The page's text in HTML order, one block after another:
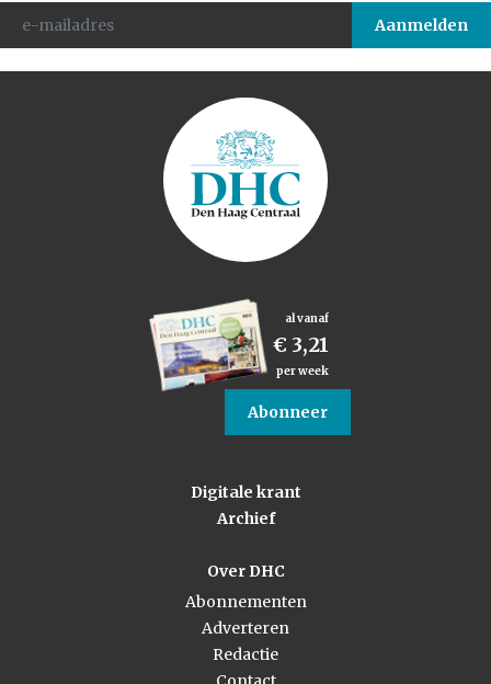
al vanaf
€ 3,21
per week
Abonneer
Digitale krant
Archief
Over DHC
Abonnementen
Adverteren
Redactie